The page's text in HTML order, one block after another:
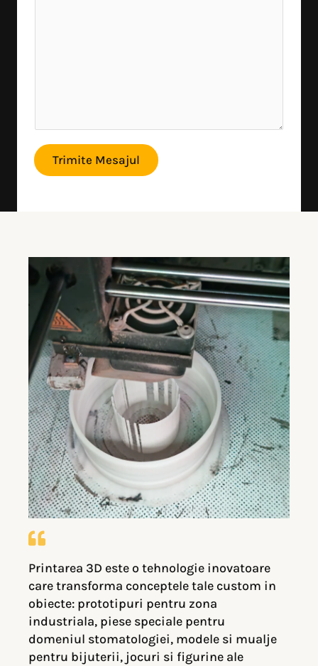
Trimite Mesajul
Printarea 3D este o tehnologie inovatoare
care transforma conceptele tale custom in
obiecte: prototipuri pentru zona
industriala, piese speciale pentru
domeniul stomatologiei, modele si mualje
pentru bijuterii, jocuri si figurine ale